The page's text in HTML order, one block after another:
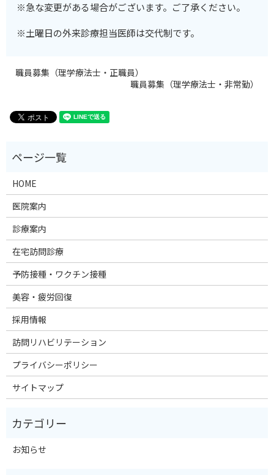
※急な変更がある場合がございます。ご了承ください。
※土曜日の外来診療担当医師は交代制です。
職員募集（理学療法士・正職員）
職員募集（理学療法士・非常勤）
HOME
医院案内
診療案内
在宅訪問診療
予防接種・ワクチン接種
美容・疲労回復
採用情報
訪問リハビリテーション
プライバシーポリシー
サイトマップ
お知らせ